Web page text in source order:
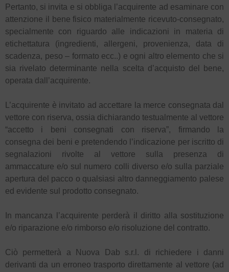
Pertanto, si invita e si obbliga l’acquirente ad esaminare con
attenzione il bene fisico materialmente ricevuto-consegnato,
specialmente con riguardo alle indicazioni in materia di
etichettatura (ingredienti, allergeni, provenienza, data di
scadenza, peso – formato ecc..) e ogni altro elemento che si
sia rivelato determinante nella scelta d’acquisto del bene,
operata dall’acquirente.
L’acquirente è invitato ad accettare la merce consegnata dal
vettore con riserva, ossia dichiarando testualmente al vettore
“accetto i beni consegnati con riserva”, firmando la
consegna dei beni e pretendendo l’indicazione per iscritto di
segnalazioni rivolte al vettore sulla presenza di
ammaccature e/o sul numero colli diverso e/o sulla parziale
apertura del pacco o qualsiasi altro danneggiamento palese
ed evidente sul prodotto consegnato.
In mancanza l’acquirente perderà il diritto alla sostituzione
e/o riparazione e/o rimborso e/o risoluzione del contratto.
Ciò permetterà a Nuova Dab s.r.l. di richiedere i danni
derivanti da un erroneo trasporto direttamente al vettore (ad